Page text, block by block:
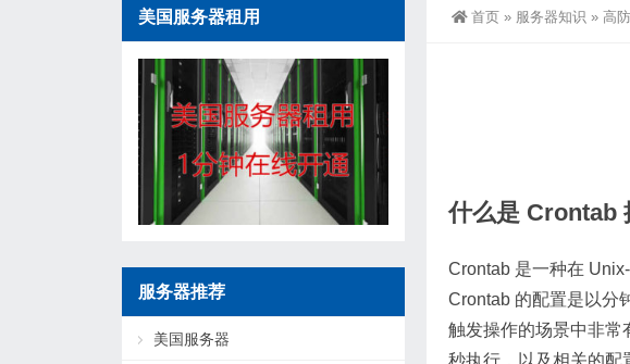
首页 » 服务器知识 » 高
什么是 Crontab
Crontab 是一种在
Crontab 的配置是以分
触发操作的场景中非常
秒执行，以及相关的配
美国服务器租用
服务器推荐
美国服务器